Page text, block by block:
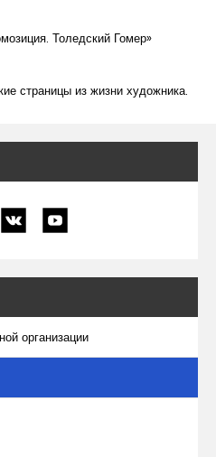
Толедский Гомер»
страницы из жизни художника.
организации